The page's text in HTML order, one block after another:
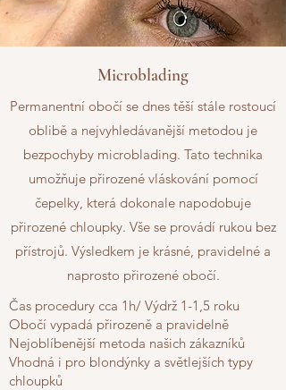
Microblading
Permanentní obočí se dnes těší stále rostoucí
oblibě a nejvyhledávanější metodou je
bezpochyby microblading. Tato technika
umožňuje přirozené vláskování pomocí
čepelky, která dokonale napodobuje
přirozené chloupky. Vše se provádí rukou bez
přístrojů. Výsledkem je krásné, pravidelné a
naprosto přirozené obočí.
Čas procedury cca 1h/ Výdrž 1-1,5 roku
Obočí vypadá přirozeně a pravidelně
Nejoblíbenější metoda našich zákazníků
Vhodná i pro blondýnky a světlejších typy
chloupků